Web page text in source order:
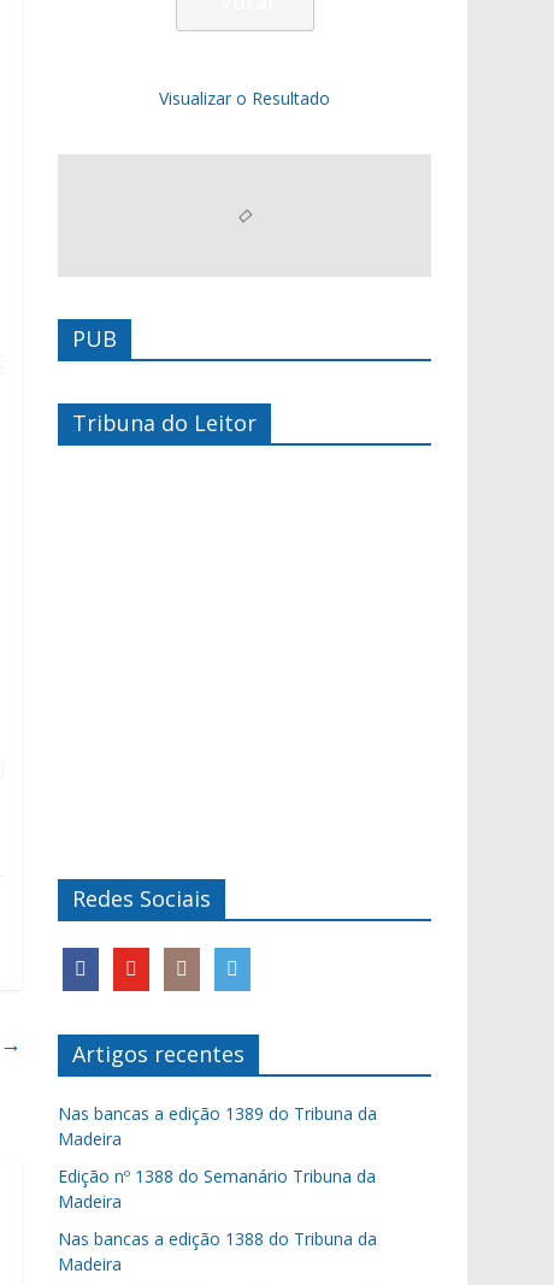
→
Visualizar o Resultado
PUB
Tribuna do Leitor
Redes Sociais
Artigos recentes
Nas bancas a edição 1389 do Tribuna da
Madeira
Edição nº 1388 do Semanário Tribuna da
Madeira
Nas bancas a edição 1388 do Tribuna da
Madeira